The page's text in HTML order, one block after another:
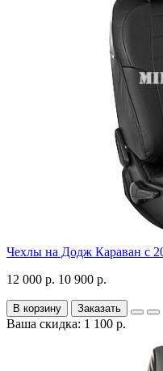
Чехлы на Додж Караван с
12 000 р. 10 900 р.
В корзину Заказать
Ваша скидка: 1 100 р.